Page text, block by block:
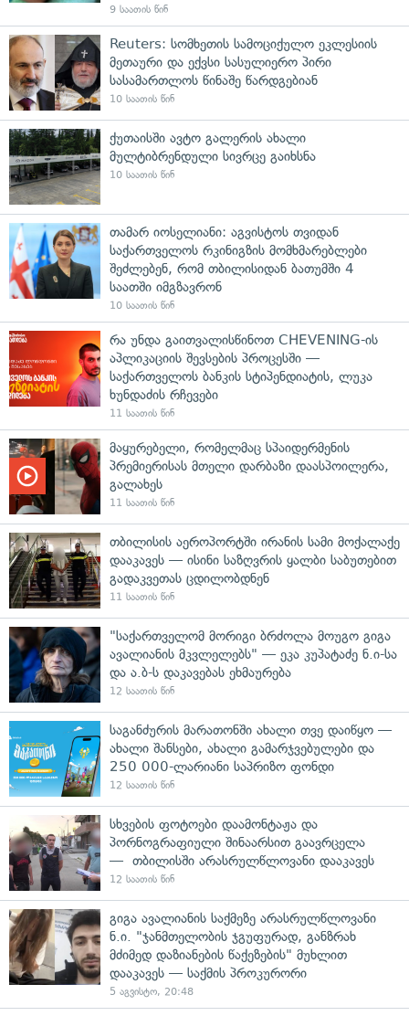
9 საათის წინ
Reuters: სომხეთის სამოციქულო ეკლესიის
მეთაური და ექვსი სასულიერო პირი
სასამართლოს წინაშე წარდგებიან
10 საათის წინ
ქუთაისში ავტო გალერის ახალი
მულტიბრენდული სივრცე გაიხსნა
10 საათის წინ
თამარ იოსელიანი: აგვისტოს თვიდან
საქართველოს რკინიგზის მომხმარებლები
შეძლებენ, რომ თბილისიდან ბათუმში 4
საათში იმგზავრონ
10 საათის წინ
რა უნდა გაითვალისწინოთ CHEVENING-ის
აპლიკაციის შევსების პროცესში —
საქართველოს ბანკის სტიპენდიატის, ლუკა
ხუნდაძის რჩევები
11 საათის წინ
მაყურებელი, რომელმაც სპაიდერმენის
პრემიერისას მთელი დარბაზი დაასპოილერა,
გალახეს
11 საათის წინ
თბილისის აეროპორტში ირანის სამი მოქალაქე
დააკავეს — ისინი საზღვრის ყალბი საბუთებით
გადაკვეთას ცდილობდნენ
11 საათის წინ
"საქართველომ მორიგი ბრძოლა მოუგო გიგა
ავალიანის მკვლელებს" — ეკა კუპატაძე ნ.ი-სა
და ა.ბ-ს დაკავებას ეხმაურება
12 საათის წინ
საგანძურის მარათონში ახალი თვე დაიწყო —
ახალი შანსები, ახალი გამარჯვებულები და
250 000-ლარიანი საპრიზო ფონდი
12 საათის წინ
სხვების ფოტოები დაამონტაჟა და
პორნოგრაფიული შინაარსით გაავრცელა
— თბილისში არასრულწლოვანი დააკავეს
12 საათის წინ
გიგა ავალიანის საქმეზე არასრულწლოვანი
ნ.ი. "ჯანმთელობის ჯგუფურად, განზრახ
მძიმედ დაზიანების წაქეზების" მუხლით
დააკავეს — საქმის პროკურორი
5 აგვისტო, 20:48